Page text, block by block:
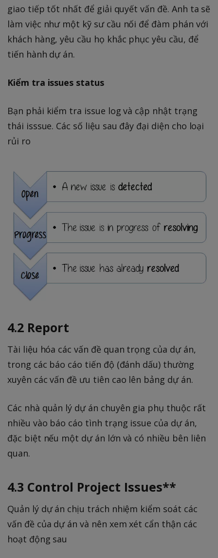
giao tiếp tốt nhất để giải quyết vấn đề. Anh ta sẽ
làm việc như một kỹ sư cầu nối để đàm phán với
khách hàng, yêu cầu họ khắc phục yêu cầu, để
tiến hành dự án.
Kiểm tra issues status
Bạn phải kiểm tra issue log và cập nhật trạng
thái isssue. Các số liệu sau đây đại diện cho loại
rủi ro
4.2 Report
Tài liệu hóa các vấn đề quan trọng của dự án,
trong các báo cáo tiến độ (đánh dấu) thường
xuyên các vấn đề ưu tiên cao lên bảng dự án.
Các nhà quản lý dự án chuyên gia phụ thuộc rất
nhiều vào báo cáo tình trạng issue của dự án,
đặc biệt nếu một dự án lớn và có nhiều bên liên
quan.
4.3 Control Project Issues**
Quản lý dự án chịu trách nhiệm kiểm soát các
vấn đề của dự án và nên xem xét cẩn thận các
hoạt động sau